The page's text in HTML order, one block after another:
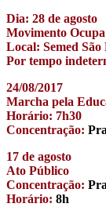
Dia: 28 de agosto
Movimento Ocupa
Local: Semed São
Por tempo
24/08/2017
Marcha pela
Horário: 7h30
Concentração:
17 de agosto
Ato Público
Concentração:
Horário: 8h